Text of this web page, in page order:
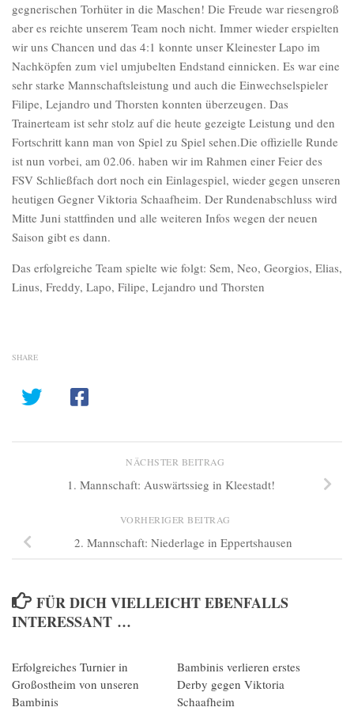
gegnerischen Torhüter in die Maschen! Die Freude war riesengroß
aber es reichte unserem Team noch nicht. Immer wieder erspielten
wir uns Chancen und das 4:1 konnte unser Kleinester Lapo im
Nachköpfen zum viel umjubelten Endstand einnicken. Es war eine
sehr starke Mannschaftsleistung und auch die Einwechselspieler
Filipe, Lejandro und Thorsten konnten überzeugen. Das
Trainerteam ist sehr stolz auf die heute gezeigte Leistung und den
Fortschritt kann man von Spiel zu Spiel sehen.Die offizielle Runde
ist nun vorbei, am 02.06. haben wir im Rahmen einer Feier des
FSV Schließfach dort noch ein Einlagespiel, wieder gegen unseren
heutigen Gegner Viktoria Schaafheim. Der Rundenabschluss wird
Mitte Juni stattfinden und alle weiteren Infos wegen der neuen
Saison gibt es dann.
Das erfolgreiche Team spielte wie folgt: Sem, Neo, Georgios, Elias,
Linus, Freddy, Lapo, Filipe, Lejandro und Thorsten
SHARE
NÄCHSTER BEITRAG
1. Mannschaft: Auswärtssieg in Kleestadt!
VORHERIGER BEITRAG
2. Mannschaft: Niederlage in Eppertshausen
FÜR DICH VIELLEICHT EBENFALLS
INTERESSANT …
Erfolgreiches Turnier in
Großostheim von unseren
Bambinis
Bambinis verlieren erstes
Derby gegen Viktoria
Schaafheim